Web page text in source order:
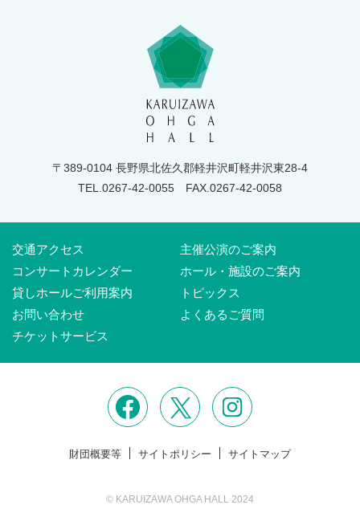
〒389-0104 長野県北佐久郡軽井沢町軽井沢東28-4
TEL.0267-42-0055 FAX.0267-42-0058
交通アクセス
主催公演のご案内
コンサートカレンダー
ホール・施設のご案内
貸しホールご利用案内
トピックス
お問い合わせ
よくあるご質問
チケットサービス
財団概要等 サイトポリシー サイトマップ
© KARUIZAWA OHGA HALL 2024